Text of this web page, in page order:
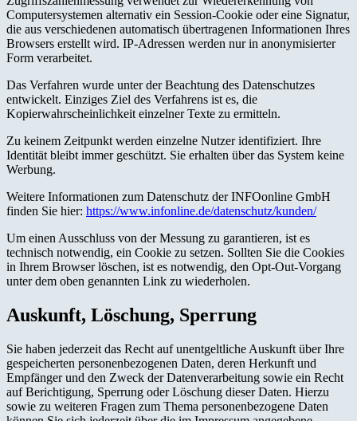
Computersystemen alternativ ein Session-Cookie oder eine Signatur,
die aus verschiedenen automatisch übertragenen Informationen Ihres
Browsers erstellt wird. IP-Adressen werden nur in anonymisierter
Form verarbeitet.
Das Verfahren wurde unter der Beachtung des Datenschutzes
entwickelt. Einziges Ziel des Verfahrens ist es, die
Kopierwahrscheinlichkeit einzelner Texte zu ermitteln.
Zu keinem Zeitpunkt werden einzelne Nutzer identifiziert. Ihre
Identität bleibt immer geschützt. Sie erhalten über das System keine
Werbung.
Weitere Informationen zum Datenschutz der INFOonline GmbH
finden Sie hier: https://www.infonline.de/datenschutz/kunden/
Um einen Ausschluss von der Messung zu garantieren, ist es
technisch notwendig, ein Cookie zu setzen. Sollten Sie die Cookies
in Ihrem Browser löschen, ist es notwendig, den Opt-Out-Vorgang
unter dem oben genannten Link zu wiederholen.
Auskunft, Löschung, Sperrung
Sie haben jederzeit das Recht auf unentgeltliche Auskunft über Ihre
gespeicherten personenbezogenen Daten, deren Herkunft und
Empfänger und den Zweck der Datenverarbeitung sowie ein Recht
auf Berichtigung, Sperrung oder Löschung dieser Daten. Hierzu
sowie zu weiteren Fragen zum Thema personenbezogene Daten